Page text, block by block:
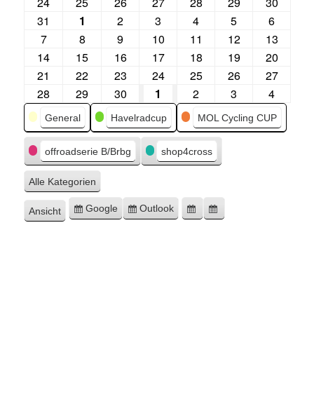
31
1 2 3 4 5
6
7
8 9 10 11 12
13
14
15 16 17 18 19
20
21
22 23 24 25 26
27
28
29 30 1 2 3 4
Kategorien
General Havelradcup MOL Cycling CUP
offroadserie B/Brbg shop4cross
Alle Kategorien
Ansicht ausdrucken
Eintragen
Google
Eintragen
Outlook
Google-